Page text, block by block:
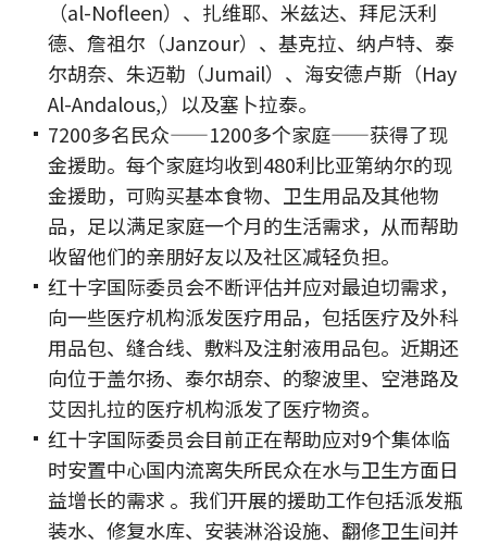
（al-Nofleen）、扎维耶、米兹达、拜尼沃利
德、詹祖尔（Janzour）、基克拉、纳卢特、泰
尔胡奈、朱迈勒（Jumail）、海安德卢斯（Hay
Al-Andalous,）以及塞卜拉泰。
7200多名民众——1200多个家庭——获得了现
金援助。每个家庭均收到480利比亚第纳尔的现
金援助，可购买基本食物、卫生用品及其他物
品，足以满足家庭一个月的生活需求，从而帮助
收留他们的亲朋好友以及社区减轻负担。
红十字国际委员会不断评估并应对最迫切需求，
向一些医疗机构派发医疗用品，包括医疗及外科
用品包、缝合线、敷料及注射液用品包。近期还
向位于盖尔扬、泰尔胡奈、的黎波里、空港路及
艾因扎拉的医疗机构派发了医疗物资。
红十字国际委员会目前正在帮助应对9个集体临
时安置中心国内流离失所民众在水与卫生方面日
益增长的需求 。我们开展的援助工作包括派发瓶
装水、修复水库、安装淋浴设施、翻修卫生间并